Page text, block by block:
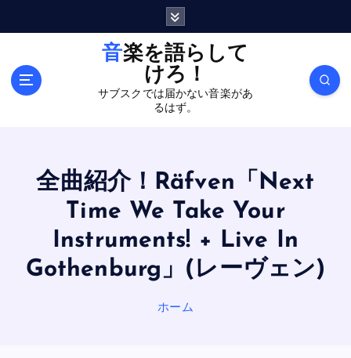
音楽を語らして
けろ！
サブスクでは届かない音楽があ
るはず。
全曲紹介！Räfven「Next
Time We Take Your
Instruments! + Live In
Gothenburg」(レーヴェン)
ホーム